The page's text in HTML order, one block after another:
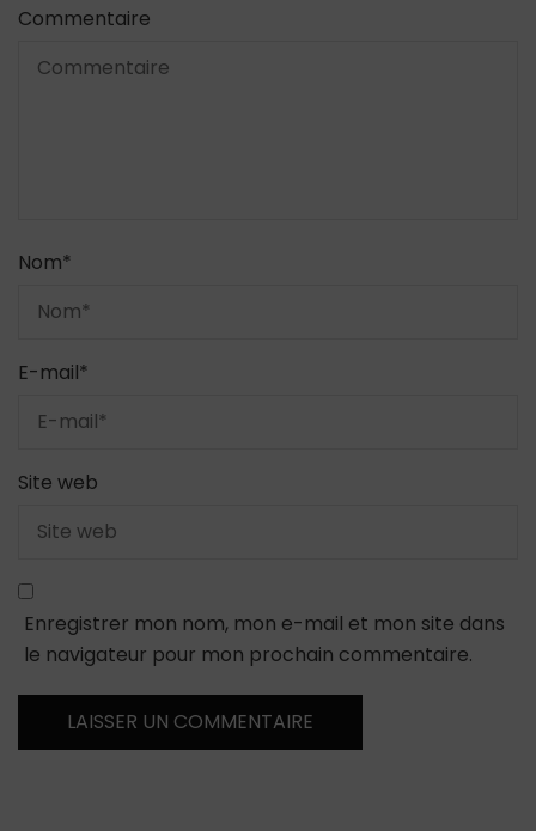
Commentaire
Nom*
E-mail*
Site web
Enregistrer mon nom, mon e-mail et mon site dans
le navigateur pour mon prochain commentaire.